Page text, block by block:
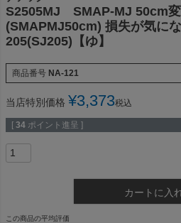
S2505MJ SMAP-MJ 50cm
(SMAPMJ50cm) 損失が気に
205(SJ205)【ゆ】
商品番号 NA-121
当店特別価格 ¥3,373税込
[ 34 ポイント進呈 ]
カートに入